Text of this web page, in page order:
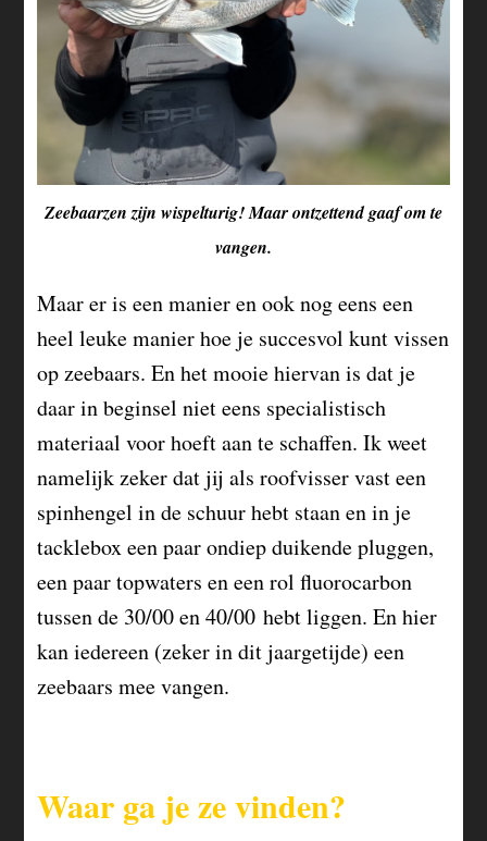
Zeebaarzen zijn wispelturig! Maar ontzettend gaaf om te
vangen.
Maar er is een manier en ook nog eens een
heel leuke manier hoe je succesvol kunt vissen
op zeebaars. En het mooie hiervan is dat je
daar in beginsel niet eens specialistisch
materiaal voor hoeft aan te schaffen. Ik weet
namelijk zeker dat jij als roofvisser vast een
spinhengel in de schuur hebt staan en in je
tacklebox een paar ondiep duikende pluggen,
een paar topwaters en een rol fluorocarbon
tussen de 30/00 en 40/00 hebt liggen. En hier
kan iedereen (zeker in dit jaargetijde) een
zeebaars mee vangen.
Waar ga je ze vinden?